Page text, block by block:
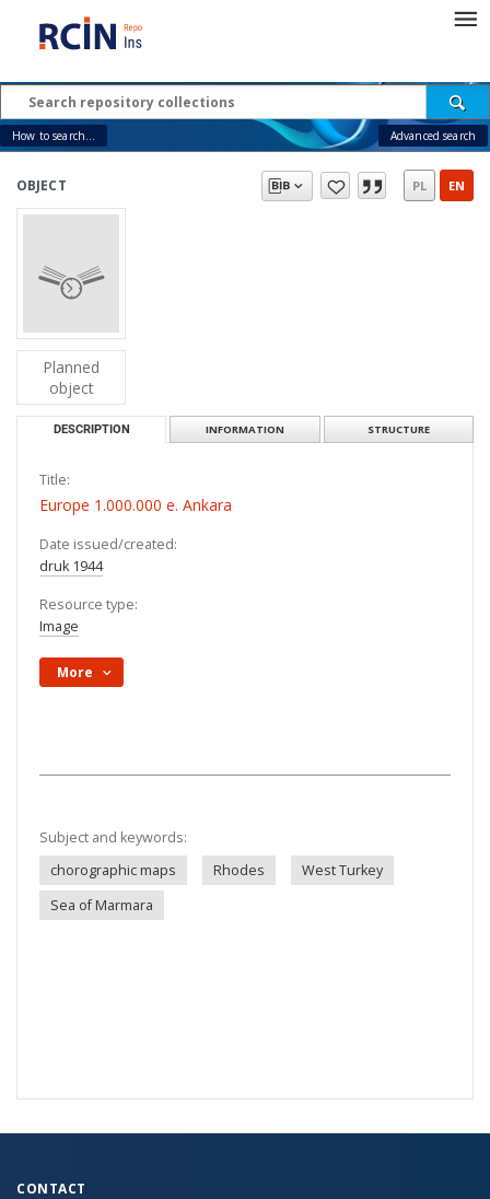
How to search... Advanced search
OBJECT PL EN
Planned
object
DESCRIPTION INFORMATION STRUCTURE
Title:
Europe 1.000.000 e. Ankara
Date issued/created:
druk 1944
Resource type:
Image
More
Subject and keywords:
chorographic maps
Rhodes
West Turkey
Sea of Marmara
CONTACT